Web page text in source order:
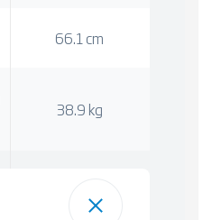
66.1 cm
38.9 kg